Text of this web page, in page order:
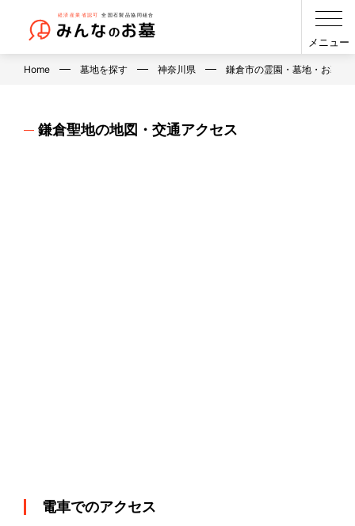
メニュー
Home 墓地を探す 神奈川県 鎌倉市の霊園・墓地・お墓
鎌倉聖地の地図・交通アクセス
電車でのアクセス